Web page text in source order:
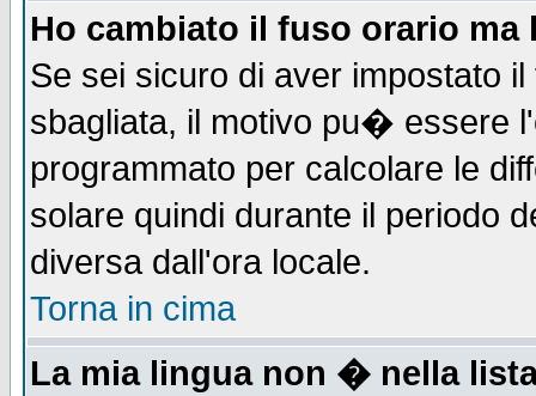
Ho cambiato il fuso orario
Se sei sicuro di aver impostato
sbagliata, il motivo pu� essere
programmato per calcolare le
solare quindi durante il periodo
diversa dall'ora locale.
Torna in cima
La mia lingua non � nella